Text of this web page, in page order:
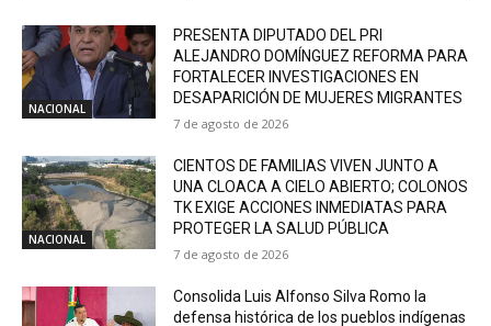
NACIONAL
PRESENTA DIPUTADO DEL PRI
ALEJANDRO DOMÍNGUEZ REFORMA PARA
FORTALECER INVESTIGACIONES EN
DESAPARICIÓN DE MUJERES MIGRANTES
7 de agosto de 2026
NACIONAL
CIENTOS DE FAMILIAS VIVEN JUNTO A
UNA CLOACA A CIELO ABIERTO; COLONOS
TK EXIGE ACCIONES INMEDIATAS PARA
PROTEGER LA SALUD PÚBLICA
7 de agosto de 2026
Consolida Luis Alfonso Silva Romo la
defensa histórica de los pueblos indígenas